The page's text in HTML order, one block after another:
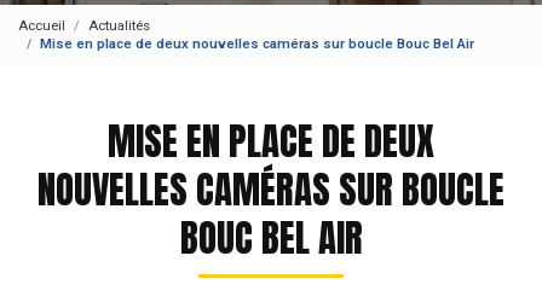
Accueil
Actualités
Mise en place de deux nouvelles caméras sur boucle Bouc Bel Air
MISE EN PLACE DE DEUX
NOUVELLES CAMÉRAS SUR BOUCLE
BOUC BEL AIR